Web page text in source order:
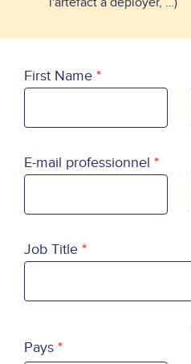
First Name
E-mail professionnel
Job Title
Pays